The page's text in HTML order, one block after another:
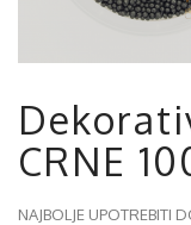
CRNE
NAJBOLJE UPOTREBITI